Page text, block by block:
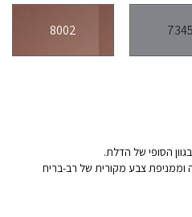
7345
8002
הסופי של הדלת.
וממניפת צבע מקורית של רב-בריח